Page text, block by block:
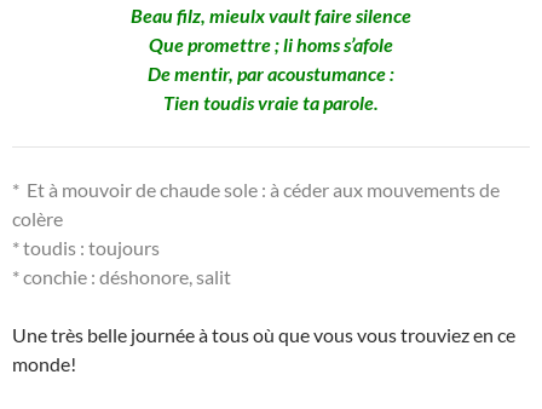
Beau filz, mieulx vault faire silence
Que promettre ; li homs s’afole
De mentir, par acoustumance :
Tien toudis vraie ta parole.
* Et à mouvoir de chaude sole : à céder aux mouvements de
colère
* toudis : toujours
* conchie : déshonore, salit
Une très belle journée à tous où que vous vous trouviez en ce
monde!